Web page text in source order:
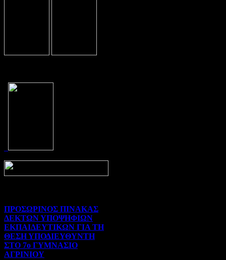
ΠΡΟΣΩΡΙΝΟΣ ΠΙΝΑΚΑΣ
ΔΕΚΤΩΝ ΥΠΟΨΗΦΙΩΝ
ΕΚΠΑΙΔΕΥΤΙΚΩΝ ΓΙΑ ΤΗ
ΘΕΣΗ ΥΠΟΔΙΕΥΘΥΝΤΗ
ΣΤΟ 7ο ΓΥΜΝΑΣΙΟ
ΑΓΡΙΝΙΟΥ